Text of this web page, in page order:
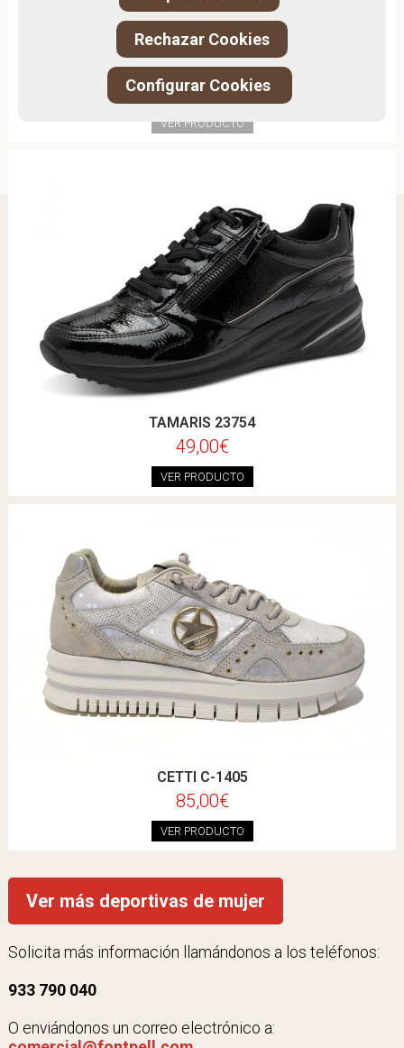
ANOTHER TREND A0328103
59,00€
VER PRODUCTO
TAMARIS 23754
49,00€
VER PRODUCTO
CETTI C-1405
85,00€
VER PRODUCTO
Ver más deportivas de mujer
Solicita más información llamándonos a los teléfonos:
933 790 040
O enviándonos un correo electrónico a:
Rechazar Cookies
Configurar Cookies